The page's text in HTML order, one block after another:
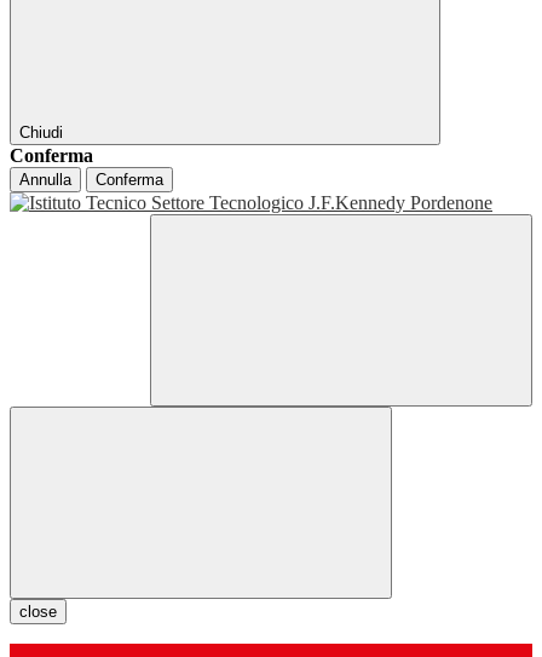
Chiudi
Conferma
Annulla Conferma
close